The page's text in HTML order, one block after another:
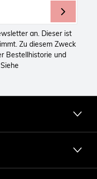
an. Dieser ist
Zu diesem Zweck
Bestellhistorie und